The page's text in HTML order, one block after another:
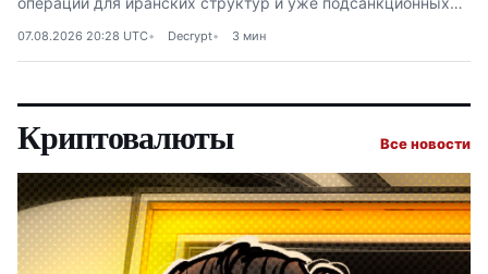
07.08.2026 20:28 UTC Decrypt 3 мин
Криптовалюты Все новости